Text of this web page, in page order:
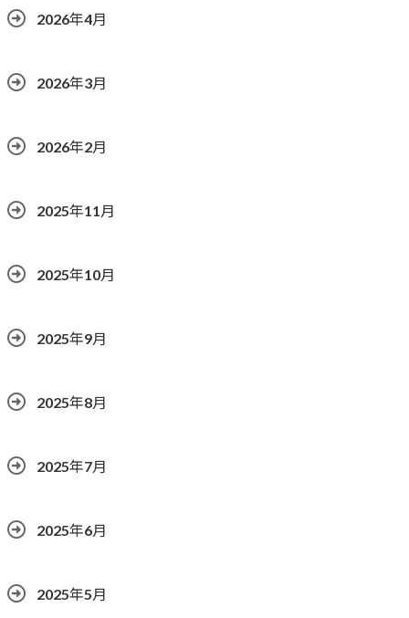
2026年4月
2026年3月
2026年2月
2025年11月
2025年10月
2025年9月
2025年8月
2025年7月
2025年6月
2025年5月